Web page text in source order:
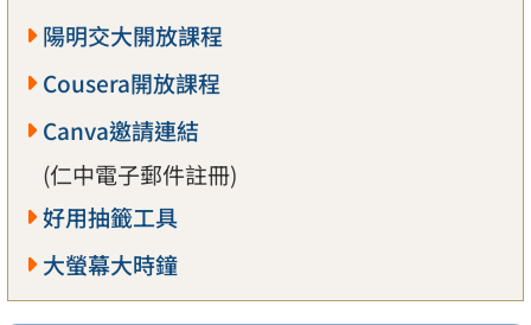
陽明交大開放課程
Cousera開放課程
Canva邀請連結
(仁中電子郵件註冊)
好用抽籤工具
大螢幕大時鐘